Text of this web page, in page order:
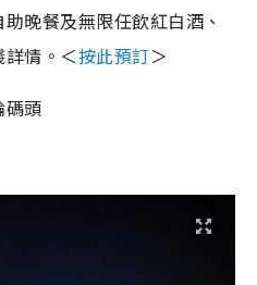
晚餐及無限任飲紅白酒、
情。＜按此預訂＞
碼頭